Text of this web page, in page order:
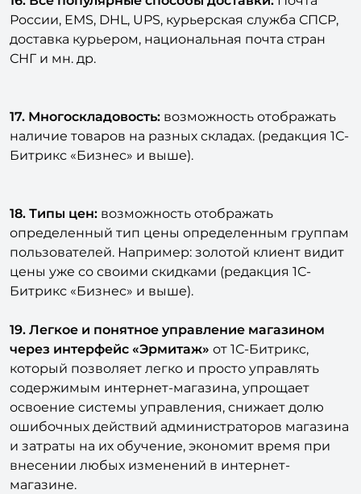
России, EMS, DHL, UPS, курьерская служба СПСР,
доставка курьером, национальная почта стран
СНГ и мн. др.
17. Многоскладовость: возможность отображать
наличие товаров на разных складах. (редакция 1С-
Битрикс «Бизнес» и выше).
18. Типы цен: возможность отображать
определенный тип цены определенным группам
пользователей. Например: золотой клиент видит
цены уже со своими скидками (редакция 1С-
Битрикс «Бизнес» и выше).
19. Легкое и понятное управление магазином
через интерфейс «Эрмитаж» от 1С-Битрикс,
который позволяет легко и просто управлять
содержимым интернет-магазина, упрощает
освоение системы управления, снижает долю
ошибочных действий администраторов магазина
и затраты на их обучение, экономит время при
внесении любых изменений в интернет-
магазине.